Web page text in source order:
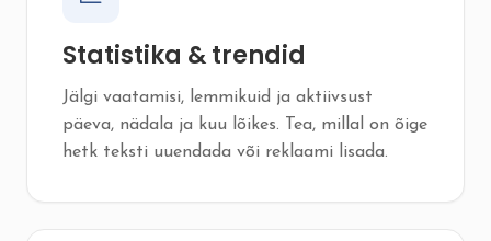
Statistika & trendid
Jälgi vaatamisi, lemmikuid ja aktiivsust
päeva, nädala ja kuu lõikes. Tea, millal on õige
hetk teksti uuendada või reklaami lisada.